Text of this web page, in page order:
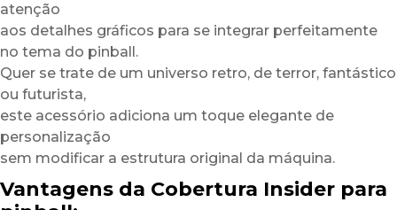
atenção
aos detalhes gráficos para se integrar perfeitamente
no tema do pinball.
Quer se trate de um universo retro, de terror, fantástico
ou futurista,
este acessório adiciona um toque elegante de
personalização
sem modificar a estrutura original da máquina.
Vantagens da Cobertura Insider para